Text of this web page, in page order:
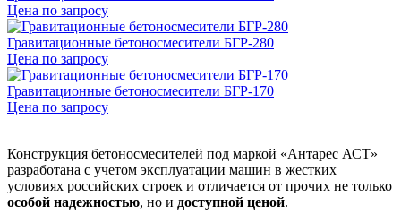
Цена по запросу
Гравитационные бетоносмесители БГР-280
Цена по запросу
Гравитационные бетоносмесители БГР-170
Цена по запросу
Конструкция бетоносмесителей под маркой «Антарес АСТ»
разработана с учетом эксплуатации машин в жестких
условиях российских строек и отличается от прочих не только
особой надежностью, но и доступной ценой.